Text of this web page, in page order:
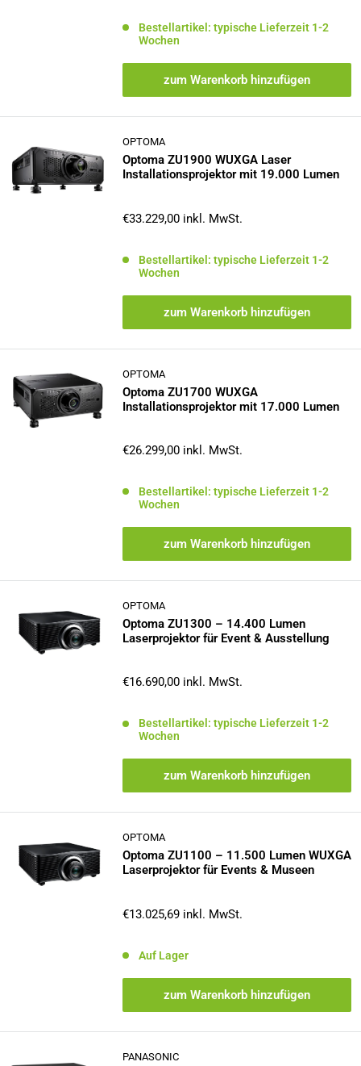
Bestellartikel: typische Lieferzeit 1-2
Wochen
zum Warenkorb hinzufügen
OPTOMA
Optoma ZU1900 WUXGA Laser
Installationsprojektor mit 19.000 Lumen
Sonderpreis
€33.229,00 inkl. MwSt.
Bestellartikel: typische Lieferzeit 1-2
Wochen
zum Warenkorb hinzufügen
OPTOMA
Optoma ZU1700 WUXGA
Installationsprojektor mit 17.000 Lumen
Sonderpreis
€26.299,00 inkl. MwSt.
Bestellartikel: typische Lieferzeit 1-2
Wochen
zum Warenkorb hinzufügen
OPTOMA
Optoma ZU1300 – 14.400 Lumen
Laserprojektor für Event & Ausstellung
Sonderpreis
€16.690,00 inkl. MwSt.
Bestellartikel: typische Lieferzeit 1-2
Wochen
zum Warenkorb hinzufügen
OPTOMA
Optoma ZU1100 – 11.500 Lumen WUXGA
Laserprojektor für Events & Museen
Sonderpreis
€13.025,69 inkl. MwSt.
Auf Lager
zum Warenkorb hinzufügen
PANASONIC